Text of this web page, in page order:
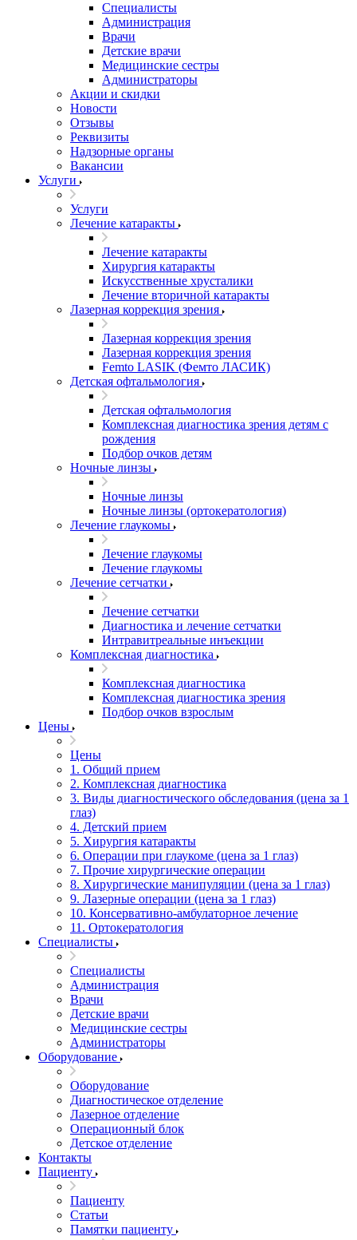
Специалисты
Администрация
Врачи
Детские врачи
Медицинские сестры
Администраторы
Акции и скидки
Новости
Отзывы
Реквизиты
Надзорные органы
Вакансии
Услуги
Услуги
Лечение катаракты
Лечение катаракты
Хирургия катаракты
Искусственные хрусталики
Лечение вторичной катаракты
Лазерная коррекция зрения
Лазерная коррекция зрения
Лазерная коррекция зрения
Femto LASIK (Фемто ЛАСИК)
Детская офтальмология
Детская офтальмология
Комплексная диагностика зрения детям c
рождения
Подбор очков детям
Ночные линзы
Ночные линзы
Ночные линзы (ортокератология)
Лечение глаукомы
Лечение глаукомы
Лечение глаукомы
Лечение сетчатки
Лечение сетчатки
Диагностика и лечение сетчатки
Интравитреальные инъекции
Комплексная диагностика
Комплексная диагностика
Комплексная диагностика зрения
Подбор очков взрослым
Цены
Цены
1. Общий прием
2. Комплексная диагностика
3. Виды диагностического обследования (цена за 1
глаз)
4. Детский прием
5. Хирургия катаракты
6. Операции при глаукоме (цена за 1 глаз)
7. Прочие хирургические операции
8. Хирургические манипуляции (цена за 1 глаз)
9. Лазерные операции (цена за 1 глаз)
10. Консервативно-амбулаторное лечение
11. Ортокератология
Специалисты
Специалисты
Администрация
Врачи
Детские врачи
Медицинские сестры
Администраторы
Оборудование
Оборудование
Диагностическое отделение
Лазерное отделение
Операционный блок
Детское отделение
Контакты
Пациенту
Пациенту
Статьи
Памятки пациенту